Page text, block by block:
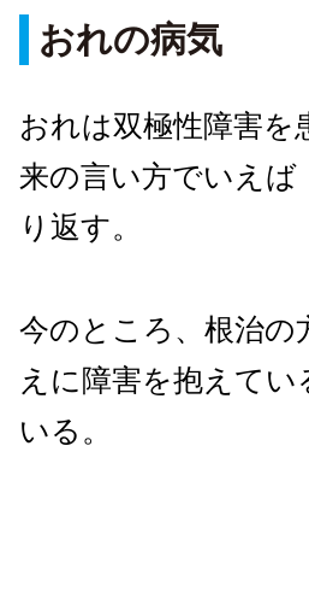
おれの病気
おれは双極性障害
来の言い方でいえ
り返す。
今のところ、根治の
えに障害を抱えて
いる。